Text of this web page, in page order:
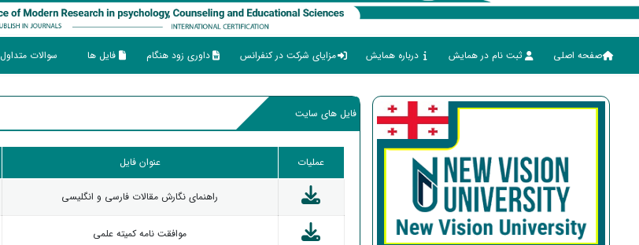
صفحه اصلی ثبت نام در همایش درباره همایش مزایای شرکت در کنفرانس داوری زود هنگام فایل ها سوالات متداول
فایل های سایت
عملیات عنوان فایل
راهنمای نگارش مقالات فارسی و انگلیسی
موافقت نامه کمیته علمی